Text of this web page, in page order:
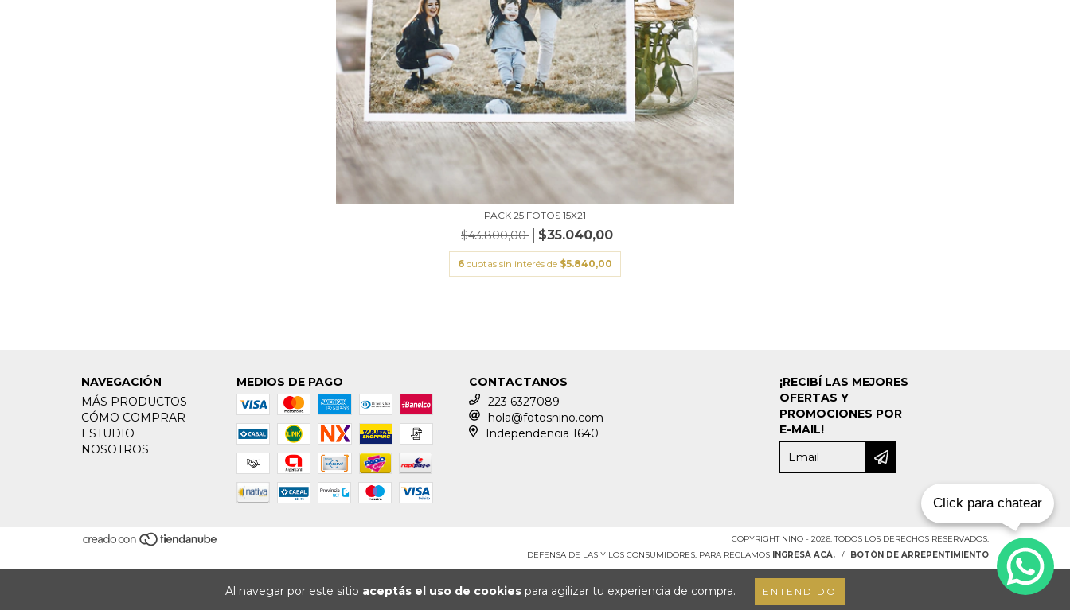
Al navegar por este sitio aceptás el uso de cookies para agilizar tu experiencia de compra. ENTENDIDO
PACK 25 FOTOS 15X21
$43.800,00 $35.040,00
6 cuotas sin interés de $5.840,00
NAVEGACIÓN
MÁS PRODUCTOS
CÓMO COMPRAR
ESTUDIO
NOSOTROS
MEDIOS DE PAGO
CONTACTANOS
223 6327089
hola@fotosnino.com
Independencia 1640
¡RECIBÍ LAS MEJORES
OFERTAS Y
PROMOCIONES POR
E-MAIL!
COPYRIGHT NINO - 2026. TODOS LOS DERECHOS RESERVADOS.
DEFENSA DE LAS Y LOS CONSUMIDORES. PARA RECLAMOS
INGRESÁ ACÁ. / BOTÓN DE ARREPENTIMIENTO
Click para chatear